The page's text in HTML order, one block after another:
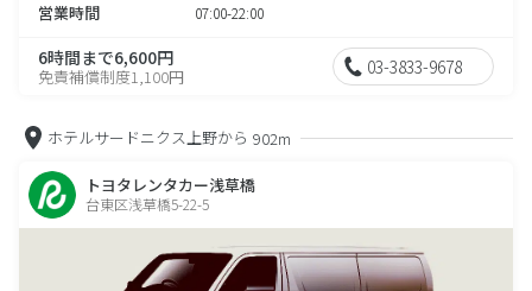
営業時間 07:00-22:00
6時間まで6,600円
免責補償制度1,100円 03-3833-9678
ホテルサードニクス上野から 902m
トヨタレンタカー浅草橋
台東区浅草橋5-22-5